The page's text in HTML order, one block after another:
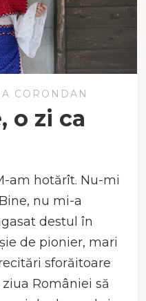
CORONDAN
o zi ca
am hotărît. Nu-mi
nu mi-a
destul în
de pionier, mari
sforăitoare
ziua României să